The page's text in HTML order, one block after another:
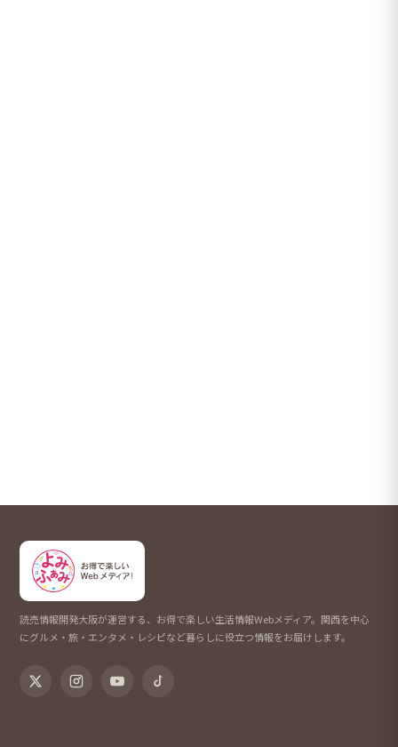
読売情報開発大阪が運営する、お得で楽しい生活情報Webメディア。関西を中心
にグルメ・旅・エンタメ・レシピなど暮らしに役立つ情報をお届けします。